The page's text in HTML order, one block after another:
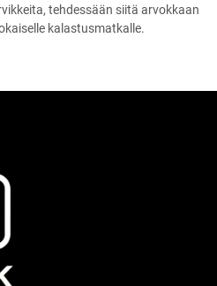
tehdessään siitä arvokkaan
kalastusmatkalle.